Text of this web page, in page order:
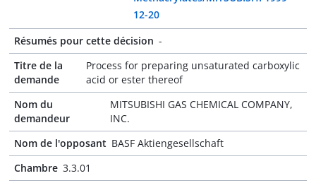
12-20
Résumés pour cette décision -
Titre de la
demande
Process for preparing unsaturated carboxylic
acid or ester thereof
Nom du
demandeur
MITSUBISHI GAS CHEMICAL COMPANY,
INC.
Nom de l'opposant BASF Aktiengesellschaft
Chambre 3.3.01